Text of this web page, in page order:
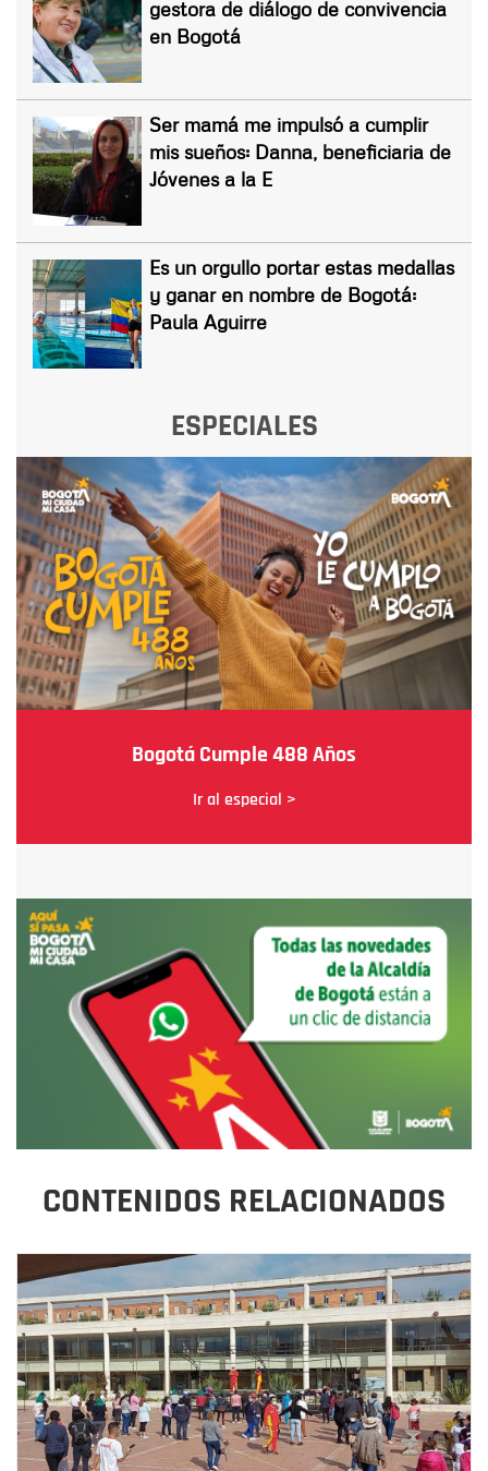
gestora de diálogo de convivencia
en Bogotá
Ser mamá me impulsó a cumplir
mis sueños: Danna, beneficiaria de
Jóvenes a la E
Es un orgullo portar estas medallas
y ganar en nombre de Bogotá:
Paula Aguirre
ESPECIALES
Bogotá Cumple 488 Años
Ir al especial >
CONTENIDOS RELACIONADOS